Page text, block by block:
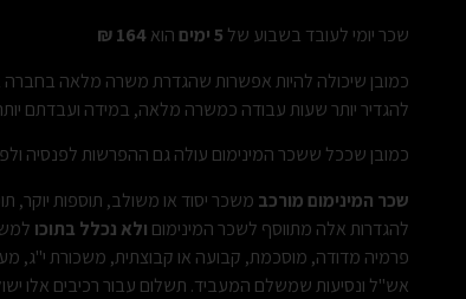
שכר יומי לעובד בשבוע של
הוא164 ₪
כמובן שיכולה להיות אפשרות שהגדרת משרה מלאה בחברה
להגדיר יותר שעות עבודה כמשרה מלאה, במידה ועבדתם
כמובן שככל ששכר המינימום עולה גם ההפרשות לפנסיה
שכר המינימום מורכב משכר יסוד או משולב, תוספות
להגדרות אלה מתווסף לשכר המינימום ולא נכלל בתוכו
פרמיה מדודה, מוסכמת, קבועה או קבוצתית, משכורת י"ג,
אש"ל ונסיעות שמשלם המעביד. תשלום עבור רכיבים אלו